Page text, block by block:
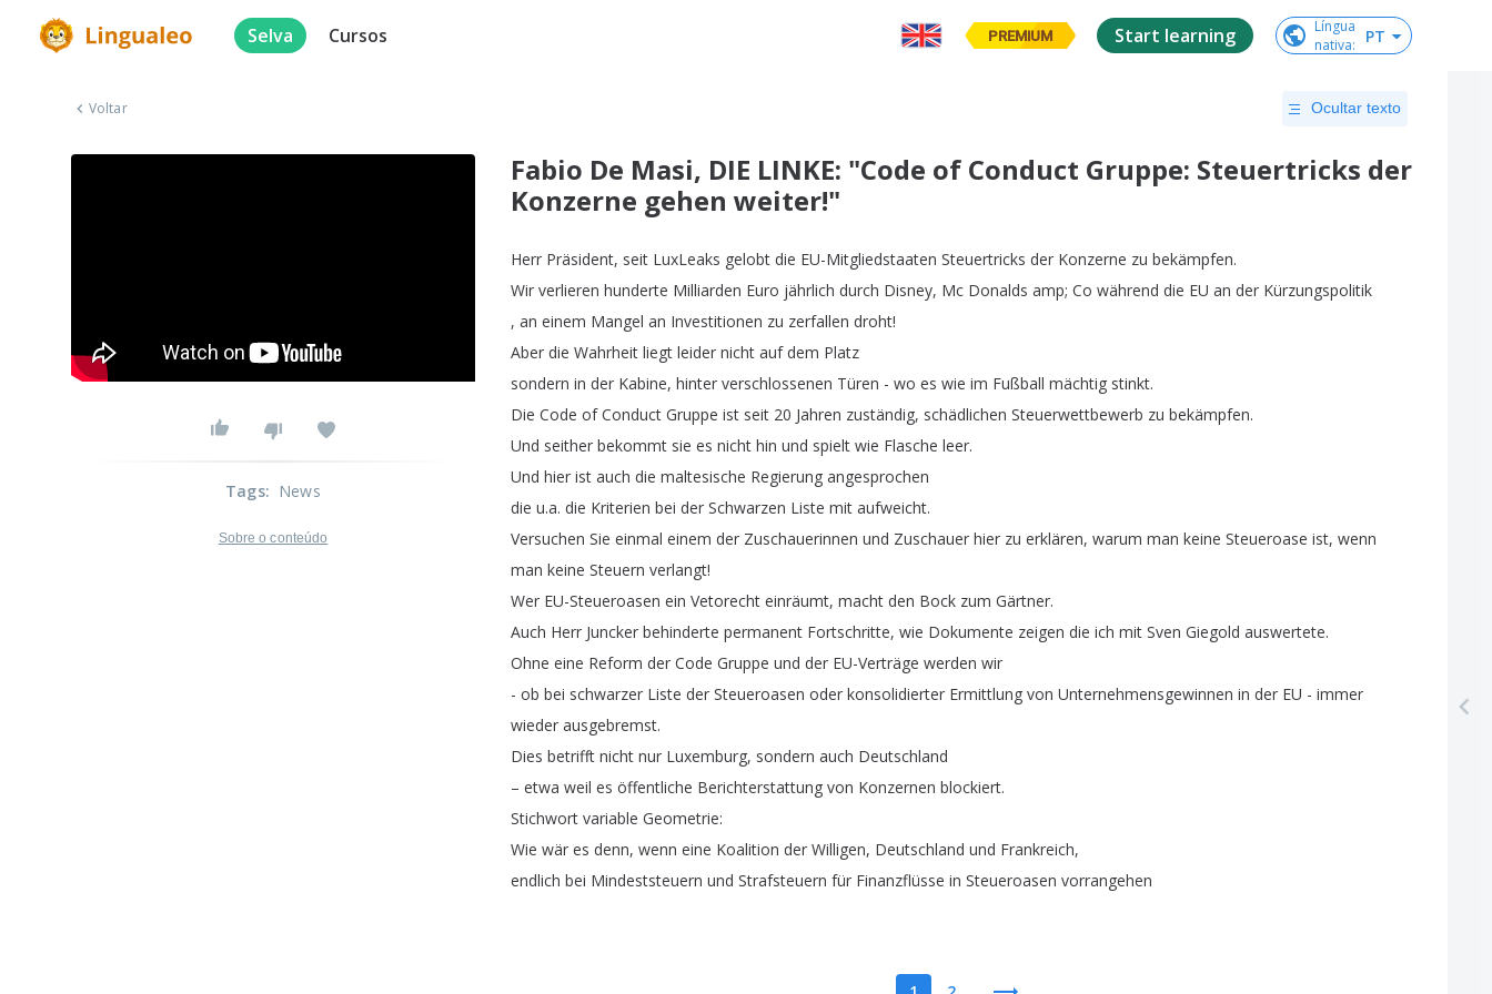
Selva Cursos PREMIUM Start learning
Língua
nativa: PT
Voltar Ocultar texto
Fabio De Masi, DIE LINKE: "Code of Conduct Gruppe: Steuertricks der
Konzerne gehen weiter!"
Herr Präsident, seit LuxLeaks gelobt die EU-Mitgliedstaaten Steuertricks der Konzerne zu bekämpfen.
Wir verlieren hunderte Milliarden Euro jährlich durch Disney, Mc Donalds amp; Co während die EU an der Kürzungspolitik
, an einem Mangel an Investitionen zu zerfallen droht!
Aber die Wahrheit liegt leider nicht auf dem Platz
sondern in der Kabine, hinter verschlossenen Türen - wo es wie im Fußball mächtig stinkt.
Die Code of Conduct Gruppe ist seit 20 Jahren zuständig, schädlichen Steuerwettbewerb zu bekämpfen.
Und seither bekommt sie es nicht hin und spielt wie Flasche leer.
Und hier ist auch die maltesische Regierung angesprochen
die u.a. die Kriterien bei der Schwarzen Liste mit aufweicht.
Versuchen Sie einmal einem der Zuschauerinnen und Zuschauer hier zu erklären, warum man keine Steueroase ist, wenn
man keine Steuern verlangt!
Wer EU-Steueroasen ein Vetorecht einräumt, macht den Bock zum Gärtner.
Auch Herr Juncker behinderte permanent Fortschritte, wie Dokumente zeigen die ich mit Sven Giegold auswertete.
Ohne eine Reform der Code Gruppe und der EU-Verträge werden wir
- ob bei schwarzer Liste der Steueroasen oder konsolidierter Ermittlung von Unternehmensgewinnen in der EU - immer
wieder ausgebremst.
Dies betrifft nicht nur Luxemburg, sondern auch Deutschland
– etwa weil es öffentliche Berichterstattung von Konzernen blockiert.
Stichwort variable Geometrie:
Wie wär es denn, wenn eine Koalition der Willigen, Deutschland und Frankreich,
endlich bei Mindeststeuern und Strafsteuern für Finanzflüsse in Steueroasen vorrangehen
Tags: News
Sobre o conteúdo